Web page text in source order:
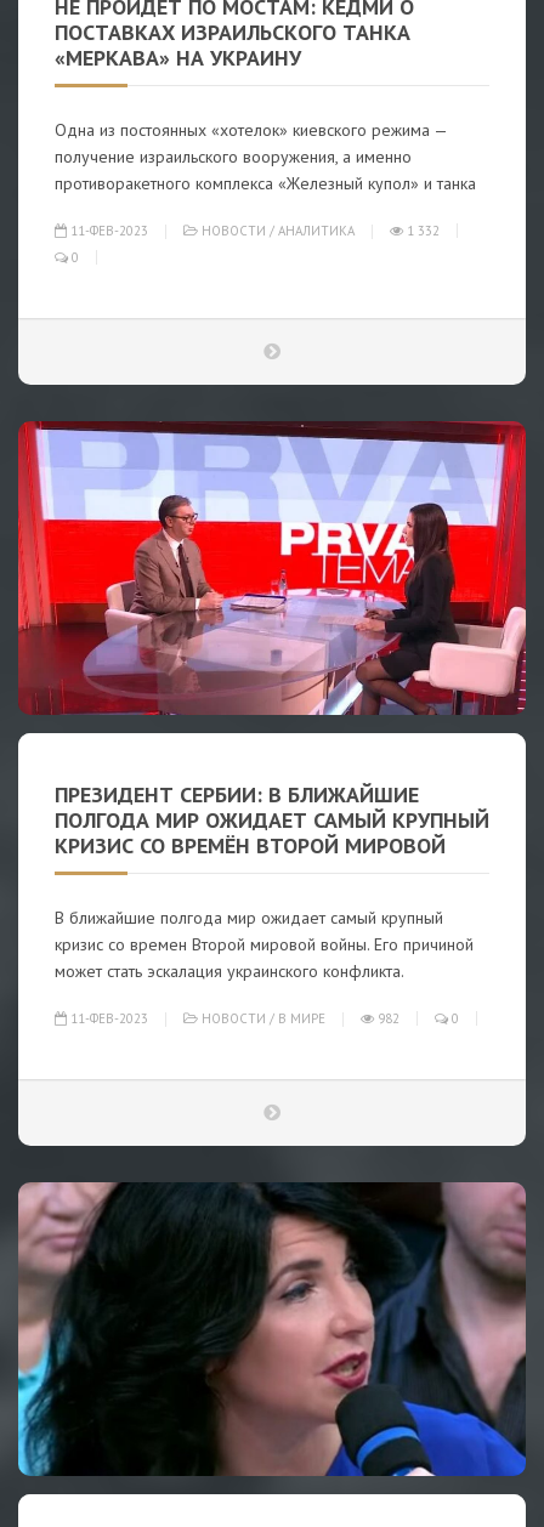
НЕ ПРОЙДЕТ ПО МОСТАМ: КЕДМИ О
ПОСТАВКАХ ИЗРАИЛЬСКОГО ТАНКА
«МЕРКАВА» НА УКРАИНУ
Одна из постоянных «хотелок» киевского режима —
получение израильского вооружения, а именно
противоракетного комплекса «Железный купол» и танка
11-ФЕВ-2023 НОВОСТИ / АНАЛИТИКА
1 332
0
ПРЕЗИДЕНТ СЕРБИИ: В БЛИЖАЙШИЕ
ПОЛГОДА МИР ОЖИДАЕТ САМЫЙ КРУПНЫЙ
КРИЗИС СО ВРЕМЁН ВТОРОЙ МИРОВОЙ
В ближайшие полгода мир ожидает самый крупный
кризис со времен Второй мировой войны. Его причиной
может стать эскалация украинского конфликта.
11-ФЕВ-2023 НОВОСТИ / В МИРЕ 982 0